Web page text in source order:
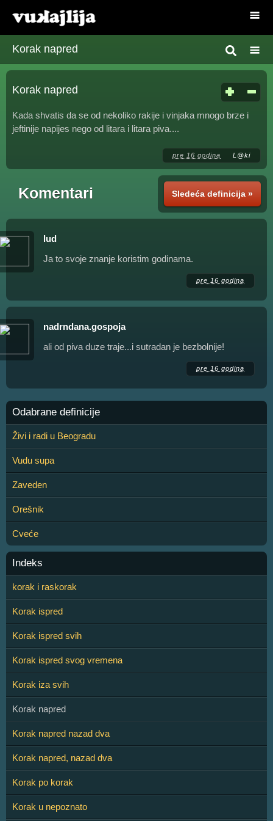
Korak napred
Korak napred
Kada shvatis da se od nekoliko rakije i vinjaka mnogo brze i
jeftinije napijes nego od litara i litara piva....
pre 16 godina L@ki
Sledeća definicija »
Komentari
lud
Ja to svoje znanje koristim godinama.
pre 16 godina
nadrndana.gospoja
ali od piva duze traje...i sutradan je bezbolnije!
pre 16 godina
Odabrane definicije
Živi i radi u Beogradu
Vudu supa
Zaveden
Orešnik
Cveće
Indeks
korak i raskorak
Korak ispred
Korak ispred svih
Korak ispred svog vremena
Korak iza svih
Korak napred
Korak napred nazad dva
Korak napred, nazad dva
Korak po korak
Korak u nepoznato